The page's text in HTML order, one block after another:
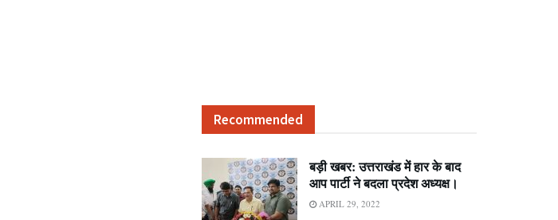
Recommended
बड़ी खबर: उत्तराखंड में हार के बाद
आप पार्टी ने बदला प्रदेश अध्यक्ष।
APRIL 29, 2022